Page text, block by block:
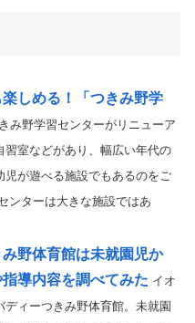
楽しめる！「つきみ野学
み野学習センターがリニューア
室などがあり、幅広い年代の
が遊べる施設でもあるのをご
ンターは大きな施設ではあ
み野体育館は未就園児か
導内容を調べてみた イオ
ィーつきみ野体育館。未就園